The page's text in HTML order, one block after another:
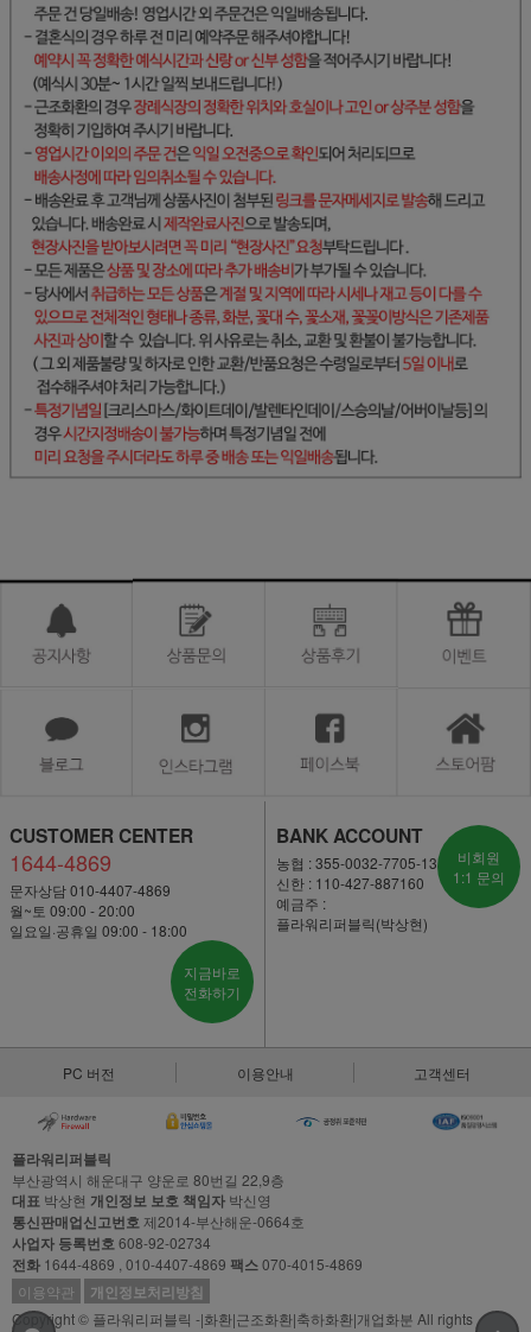
CUSTOMER CENTER
1644-4869
문자상담 010-4407-4869
월~토 09:00 - 20:00
일요일·공휴일 09:00 - 18:00
지금바로
전화하기
BANK ACCOUNT
농협 : 355-0032-7705-13
신한 : 110-427-887160
예금주 :
플라워리퍼블릭(박상현)
비회원
1:1 문의
PC 버전 이용안내 고객센터
플라워리퍼블릭
부산광역시 해운대구 양운로 80번길 22,9층
대표 박상현 개인정보 보호 책임자 박신영
통신판매업신고번호제2014-부산해운-0664호
사업자 등록번호608-92-02734
전화 1644-4869 , 010-4407-4869 팩스070-4015-4869
이용약관
개인정보처리방침
Copyright © 플라워리퍼블릭 -|화환|근조화환|축하화환|개업화분 All rights